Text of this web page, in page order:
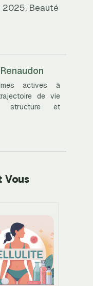
2025, Beauté
actives à
de vie
structure et
Vous